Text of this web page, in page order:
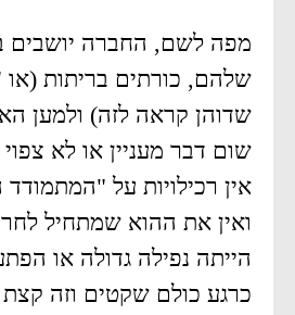
מפה לשם, החברה יושבים
שלהם, כורתים בריתות (או
שדוהן קראה לזה) ולמען
שום דבר מעניין או לא
אין רכילויות על
ואין את ההוא שמתחיל
הייתה נפילה גדולה או
כרגע כולם שקטים וזה